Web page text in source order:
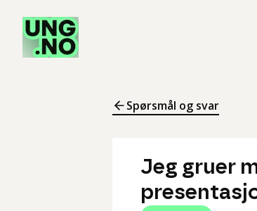
Spørsmål og svar
Jeg gruer